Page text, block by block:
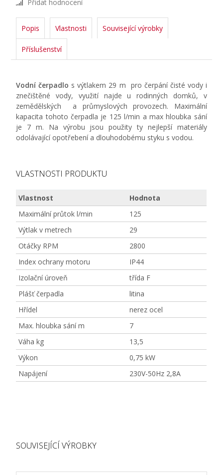
Přidat hodnocení
Popis Vlastnosti Související výrobky
Příslušenství
Vodní čerpadlo s výtlakem 29 m pro čerpání čisté vody i
znečištěné vody, využití najde u rodinných domků, v
zemědělských a průmyslových provozech. Maximální
kapacita tohoto čerpadla je 125 l/min a max hloubka sání
je 7 m. Na výrobu jsou použity ty nejlepší materiály
odolávající opotřebení a dlouhodobému styku s vodou.
VLASTNOSTI PRODUKTU
Vlastnost
Hodnota
Maximální průtok l/min
125
Výtlak v metrech
29
Otáčky RPM
2800
Index ochrany motoru
IP44
Izolační úroveň
třída F
Plášť čerpadla
litina
Hřídel
nerez ocel
Max. hloubka sání m
7
Váha kg
13,5
Výkon
0,75 kW
Napájení
230V-50Hz 2,8A
SOUVISEJÍCÍ VÝROBKY